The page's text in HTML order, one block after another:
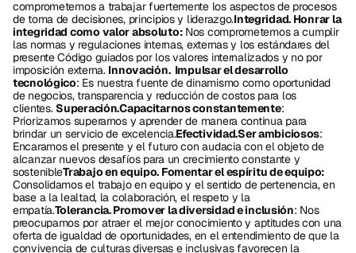
comprometemos a trabajar fuertemente los aspectos de procesos
de toma de decisiones, principios y liderazgo.Integridad. Honrar la
integridad como valor absoluto: Nos comprometemos a cumplir
las normas y regulaciones internas, externas y los estándares del
presente Código guiados por los valores internalizados y no por
imposición externa. Innovación.  Impulsar el desarrollo
tecnológico: Es nuestra fuente de dinamismo como oportunidad
de negocios, transparencia y reducción de costos para los
clientes. Superación.Capacitarnos constantemente:
Priorizamos superarnos y aprender de manera continua para
brindar un servicio de excelencia.Efectividad.Ser ambiciosos:
Encaramos el presente y el futuro con audacia con el objeto de
alcanzar nuevos desafíos para un crecimiento constante y
sostenible
Consolidamos el trabajo en equipo y el sentido de pertenencia, en
base a la lealtad, la colaboración, el respeto y la
empatía.Tolerancia. Promover la diversidad e inclusión: Nos
preocupamos por atraer el mejor conocimiento y aptitudes con una
oferta de igualdad de oportunidades, en el entendimiento de que la
convivencia de culturas diversas e inclusivas favorecen la